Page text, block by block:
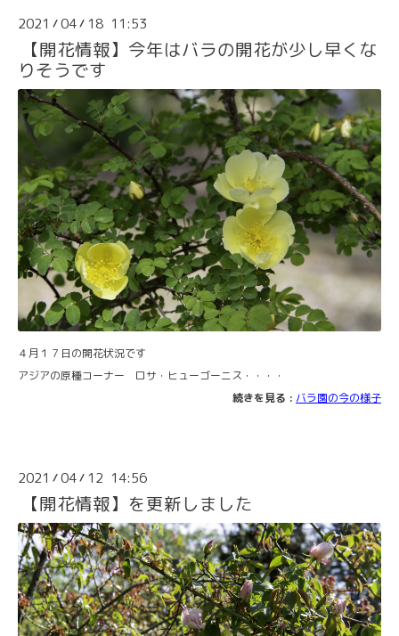
2021 /04/ 18 11:53
【開花情報】今年はバラの開花が少し早くな
りそうです
４月１７日の開花状況です
アジアの原種コーナー ロサ・ヒューゴーニス・・・・
続きを見る : バラ園の今の様子
2021 /04/ 12 14:56
【開花情報】を更新しました